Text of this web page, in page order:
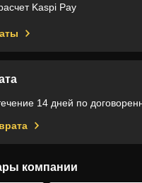
Kaspi Pay
14 дней по
компании